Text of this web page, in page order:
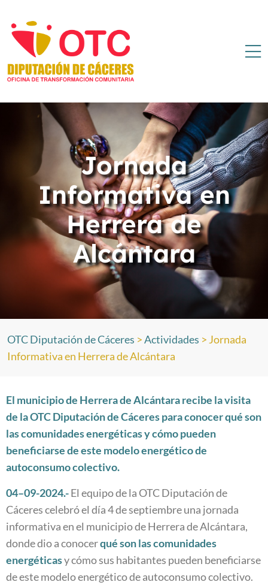
Jornada
Informativa en
Herrera de
Alcántara
OTC Diputación de Cáceres >Actividades > Jornada
Informativa en Herrera de Alcántara
El municipio de Herrera de Alcántara recibe la visita
de la OTC Diputación de Cáceres para conocer qué son
las comunidades energéticas y cómo pueden
beneficiarse de este modelo energético de
autoconsumo colectivo.
04–09-2024.-El equipo de la OTC Diputación de
Cáceres celebró el día 4 de septiembre una jornada
informativa en el municipio de Herrera de Alcántara,
donde dio a conocerqué son lascomunidades
energéticasy cómo sus habitantes pueden beneficiarse
de este modelo energético de autoconsumo colectivo.